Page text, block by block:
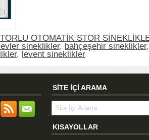
OTOMATİK STOR
sineklikler, bahçeşehir sineklikler
, levent sineklikler
SİTE İÇİ ARAMA
KISAYOLLAR